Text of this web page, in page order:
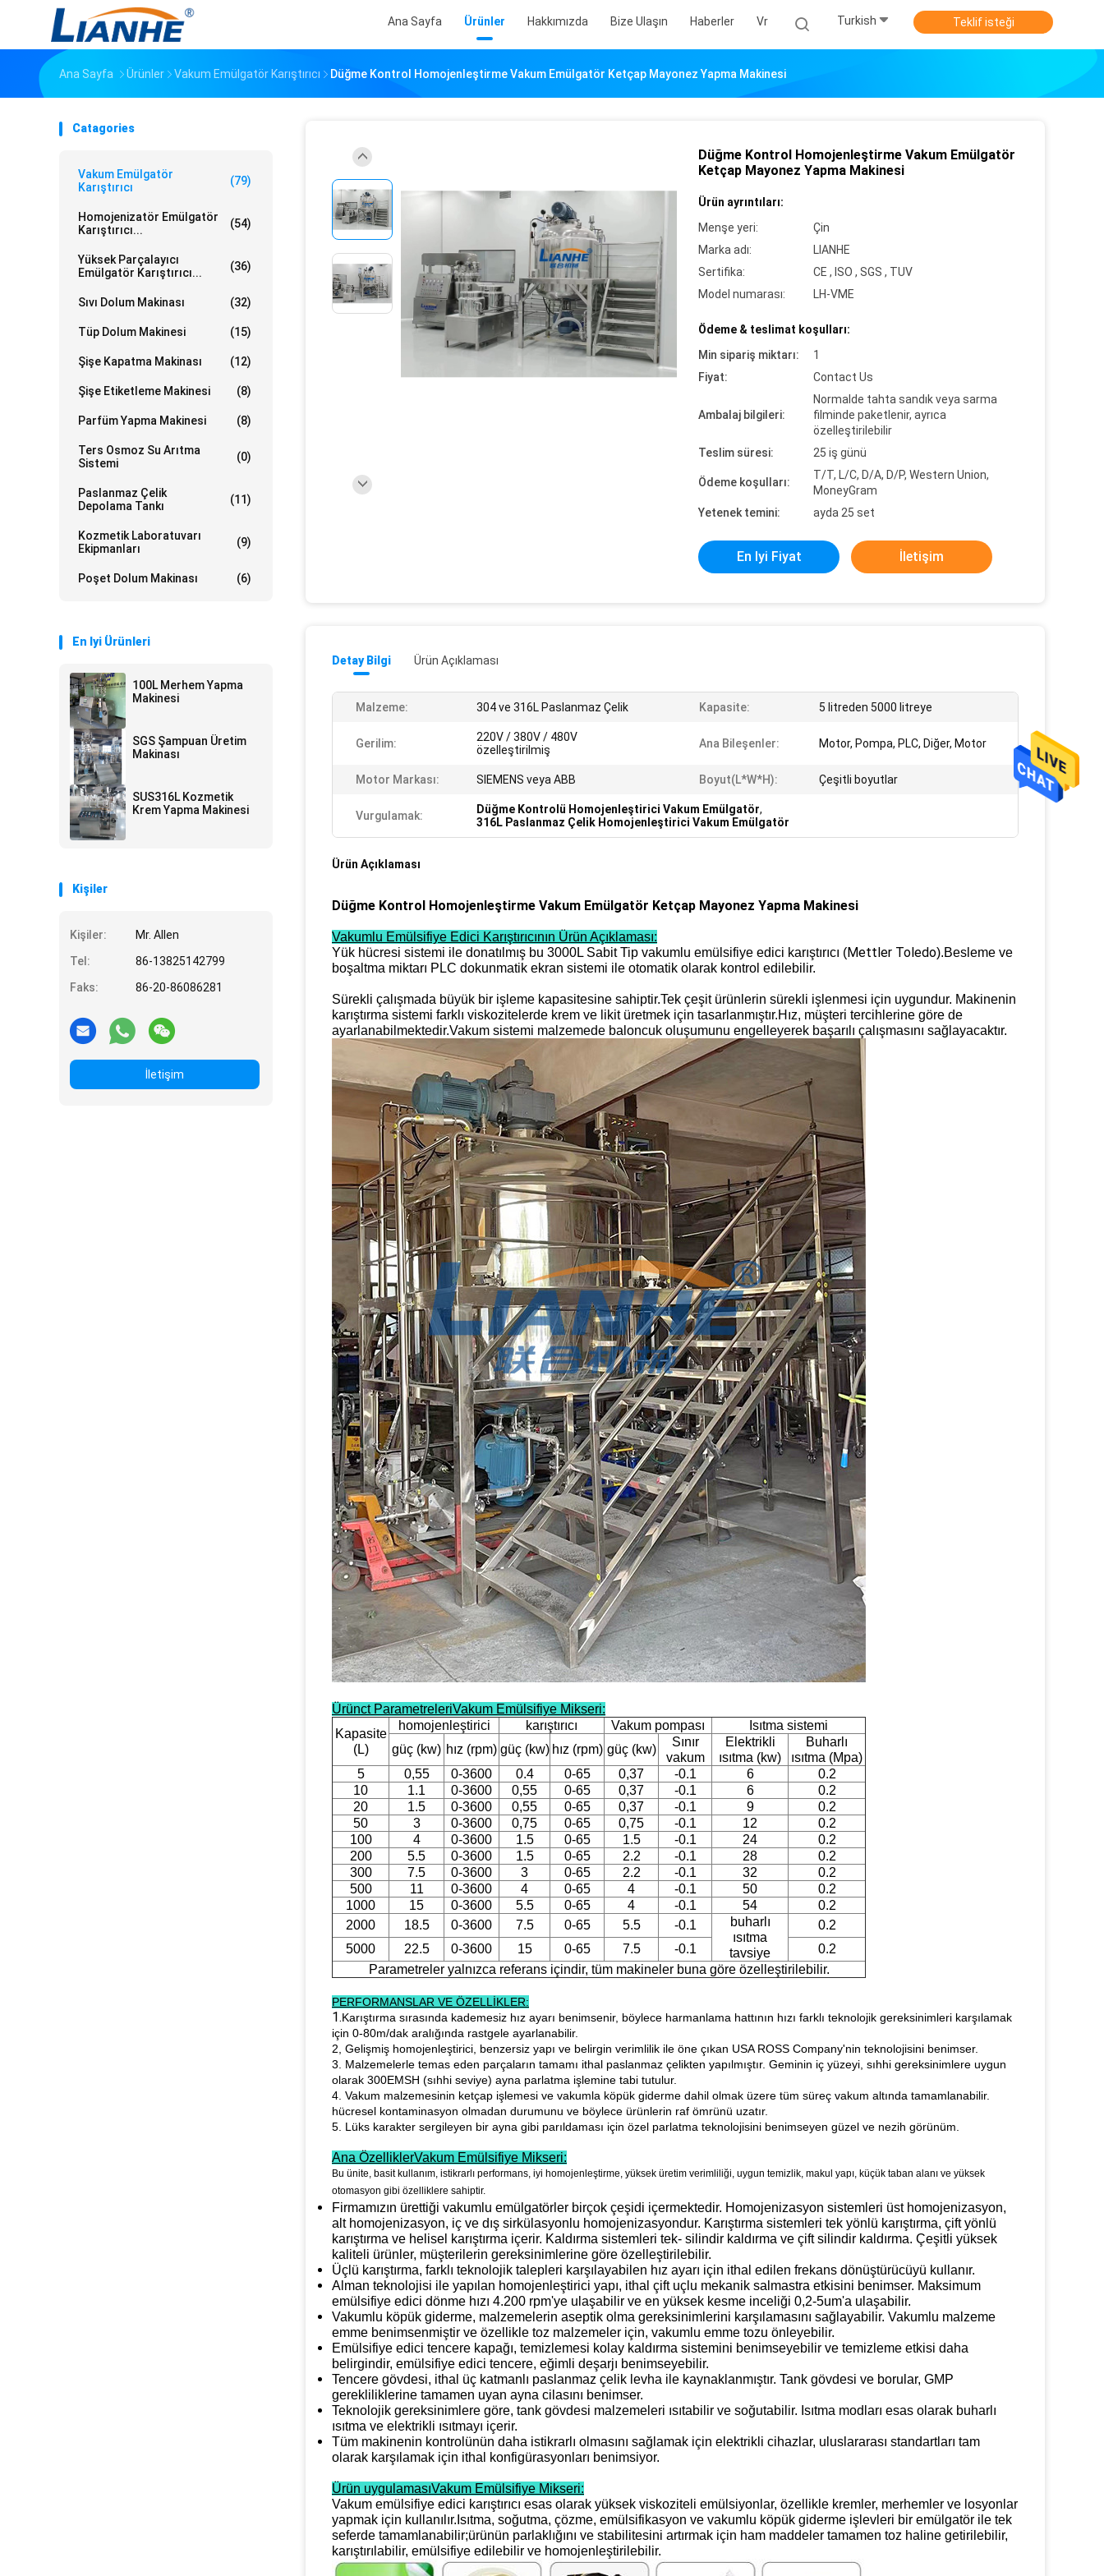
Ana Sayfa Ürünler Hakkımızda Bize Ulaşın Haberler Vr Turkish Teklif isteği
Ana Sayfa Ürünler Vakum Emülgatör Karıştırıcı Düğme Kontrol Homojenleştirme Vakum Emülgatör Ketçap Mayonez Yapma Makinesi
Catagories
Vakum Emülgatör
Karıştırıcı
(79)
Homojenizatör Emülgatör
Karıştırıcı...
(54)
Yüksek Parçalayıcı
Emülgatör Karıştırıcı...
(36)
Sıvı Dolum Makinası (32)
Tüp Dolum Makinesi (15)
Şişe Kapatma Makinası (12)
Şişe Etiketleme Makinesi (8)
Parfüm Yapma Makinesi (8)
Ters Osmoz Su Arıtma
Sistemi
(0)
Paslanmaz Çelik
Depolama Tankı
(11)
Kozmetik Laboratuvarı
Ekipmanları
(9)
Poşet Dolum Makinası (6)
En Iyi Ürünleri
100L Merhem Yapma
Makinesi
SGS Şampuan Üretim
Makinası
SUS316L Kozmetik
Krem Yapma Makinesi
Kişiler
Kişiler:
Mr. Allen
Tel:
86-13825142799
Faks:
86-20-86086281
İletişim
Düğme Kontrol Homojenleştirme Vakum Emülgatör
Ketçap Mayonez Yapma Makinesi
Ürün ayrıntıları:
Menşe yeri:
Çin
Marka adı:
LIANHE
Sertifika:
CE , ISO , SGS , TUV
Model numarası:
LH-VME
Ödeme & teslimat koşulları:
Min sipariş miktarı:
1
Fiyat:
Contact Us
Ambalaj bilgileri:
Normalde tahta sandık veya sarma
filminde paketlenir, ayrıca
özelleştirilebilir
Teslim süresi:
25 iş günü
Ödeme koşulları:
T/T, L/C, D/A, D/P, Western Union,
MoneyGram
Yetenek temini:
ayda 25 set
En Iyi Fiyat İletişim
Detay Bilgi Ürün Açıklaması
Malzeme: 304 ve 316L Paslanmaz Çelik Kapasite: 5 litreden 5000 litreye
Gerilim:
220V / 380V / 480V
özelleştirilmiş
Ana Bileşenler: Motor, Pompa, PLC, Diğer, Motor
Motor Markası: SIEMENS veya ABB Boyut(L*W*H): Çeşitli boyutlar
Vurgulamak: Düğme Kontrolü Homojenleştirici Vakum Emülgatör,
316L Paslanmaz Çelik Homojenleştirici Vakum Emülgatör
Ürün Açıklaması
Düğme Kontrol Homojenleştirme Vakum Emülgatör Ketçap Mayonez Yapma Makinesi
Vakumlu Emülsifiye Edici Karıştırıcının Ürün Açıklaması:
Yük hücresi sistemi ile donatılmış bu 3000L Sabit Tip vakumlu emülsifiye edici karıştırıcı (Mettler Toledo).Besleme ve
boşaltma miktarı PLC dokunmatik ekran sistemi ile otomatik olarak kontrol edilebilir.
Sürekli çalışmada büyük bir işleme kapasitesine sahiptir.Tek çeşit ürünlerin sürekli işlenmesi için uygundur. Makinenin
karıştırma sistemi farklı viskozitelerde krem ​​ve likit üretmek için tasarlanmıştır.Hız, müşteri tercihlerine göre de
ayarlanabilmektedir.Vakum sistemi malzemede baloncuk oluşumunu engelleyerek başarılı çalışmasını sağlayacaktır.
Ürünct ParametreleriVakum Emülsifiye Mikseri:
Kapasite
(L)
homojenleştirici karıştırıcı Vakum pompası
Isıtma sistemi
güç (kw) hız (rpm) güç (kw) hız (rpm) güç (kw)
Sınır
vakum
Elektrikli
ısıtma (kw)
Buharlı
ısıtma (Mpa)
5
0,55 0-3600 0.4 0-65 0,37 -0.1 6
0.2
10
1.1 0-3600 0,55 0-65 0,37 -0.1 6
0.2
20
1.5 0-3600 0,55 0-65 0,37 -0.1 9
0.2
50
3 0-3600 0,75 0-65 0,75 -0.1 12
0.2
100
4 0-3600 1.5 0-65 1.5 -0.1 24
0.2
200
5.5 0-3600 1.5 0-65 2.2 -0.1 28
0.2
300
7.5 0-3600 3 0-65 2.2 -0.1 32
0.2
500
11 0-3600 4 0-65 4 -0.1 50
0.2
1000
15 0-3600 5.5 0-65 4 -0.1 54
0.2
2000
18.5 0-3600 7.5 0-65 5.5 -0.1
buharlı
ısıtma
tavsiye
0.2
5000
22.5 0-3600 15 0-65 7.5 -0.1
0.2
Parametreler yalnızca referans içindir, tüm makineler buna göre özelleştirilebilir.
PERFORMANSLAR VE ÖZELLİKLER:
1.Karıştırma sırasında kademesiz hız ayarı benimsenir, böylece harmanlama hattının hızı farklı teknolojik gereksinimleri karşılamak
için 0-80m/dak aralığında rastgele ayarlanabilir.
2, Gelişmiş homojenleştirici, benzersiz yapı ve belirgin verimlilik ile öne çıkan USA ROSS Company'nin teknolojisini benimser.
3. Malzemelerle temas eden parçaların tamamı ithal paslanmaz çelikten yapılmıştır. Geminin iç yüzeyi, sıhhi gereksinimlere uygun
olarak 300EMSH (sıhhi seviye) ayna parlatma işlemine tabi tutulur.
4. Vakum malzemesinin ketçap işlemesi ve vakumla köpük giderme dahil olmak üzere tüm süreç vakum altında tamamlanabilir.
hücresel kontaminasyon olmadan durumunu ve böylece ürünlerin raf ömrünü uzatır.
5. Lüks karakter sergileyen bir ayna gibi parıldaması için özel parlatma teknolojisini benimseyen güzel ve nezih görünüm.
Ana ÖzelliklerVakum Emülsifiye Mikseri:
Bu ünite, basit kullanım, istikrarlı performans, iyi homojenleştirme, yüksek üretim verimliliği, uygun temizlik, makul yapı, küçük taban alanı ve yüksek
otomasyon gibi özelliklere sahiptir.
Firmamızın ürettiği vakumlu emülgatörler birçok çeşidi içermektedir. Homojenizasyon sistemleri üst homojenizasyon,
alt homojenizasyon, iç ve dış sirkülasyonlu homojenizasyondur. Karıştırma sistemleri tek yönlü karıştırma, çift yönlü
karıştırma ve helisel karıştırma içerir. Kaldırma sistemleri tek- silindir kaldırma ve çift silindir kaldırma. Çeşitli yüksek
kaliteli ürünler, müşterilerin gereksinimlerine göre özelleştirilebilir.
Üçlü karıştırma, farklı teknolojik talepleri karşılayabilen hız ayarı için ithal edilen frekans dönüştürücüyü kullanır.
Alman teknolojisi ile yapılan homojenleştirici yapı, ithal çift uçlu mekanik salmastra etkisini benimser. Maksimum
emülsifiye edici dönme hızı 4.200 rpm'ye ulaşabilir ve en yüksek kesme inceliği 0,2-5um'a ulaşabilir.
Vakumlu köpük giderme, malzemelerin aseptik olma gereksinimlerini karşılamasını sağlayabilir. Vakumlu malzeme
emme benimsenmiştir ve özellikle toz malzemeler için, vakumlu emme tozu önleyebilir.
Emülsifiye edici tencere kapağı, temizlemesi kolay kaldırma sistemini benimseyebilir ve temizleme etkisi daha
belirgindir, emülsifiye edici tencere, eğimli deşarjı benimseyebilir.
Tencere gövdesi, ithal üç katmanlı paslanmaz çelik levha ile kaynaklanmıştır. Tank gövdesi ve borular, GMP
gerekliliklerine tamamen uyan ayna cilasını benimser.
Teknolojik gereksinimlere göre, tank gövdesi malzemeleri ısıtabilir ve soğutabilir. Isıtma modları esas olarak buharlı
ısıtma ve elektrikli ısıtmayı içerir.
Tüm makinenin kontrolünün daha istikrarlı olmasını sağlamak için elektrikli cihazlar, uluslararası standartları tam
olarak karşılamak için ithal konfigürasyonları benimsiyor.
Ürün uygulamasıVakum Emülsifiye Mikseri:
Vakum emülsifiye edici karıştırıcı esas olarak yüksek viskoziteli emülsiyonlar, özellikle kremler, merhemler ve losyonlar
yapmak için kullanılır.Isıtma, soğutma, çözme, emülsifikasyon ve vakumlu köpük giderme işlevleri bir emülgatör ile tek
seferde tamamlanabilir;ürünün parlaklığını ve stabilitesini artırmak için ham maddeler tamamen toz haline getirilebilir,
karıştırılabilir, emülsifiye edilebilir ve homojenleştirilebilir.